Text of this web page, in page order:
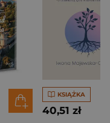
KSIĄŻKA
40,51 zł